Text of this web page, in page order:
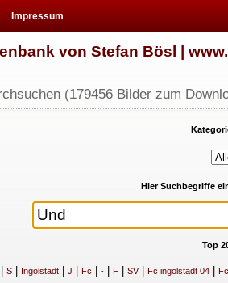
Impressum
von Stefan Bösl |
(179456 Bilder zum
Hier Suchbegriffe
Top
S| Ingolstadt| J Fc -| F| SV| Fc ingolstadt 04|